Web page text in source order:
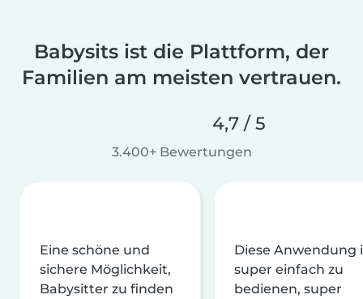
Babysits ist die Plattform, der
Familien am meisten vertrauen.
4,7 / 5
3.400+ Bewertungen
Eine schöne und
sichere Möglichkeit,
Babysitter zu finden
Diese Anwendung
super einfach zu
bedienen, super